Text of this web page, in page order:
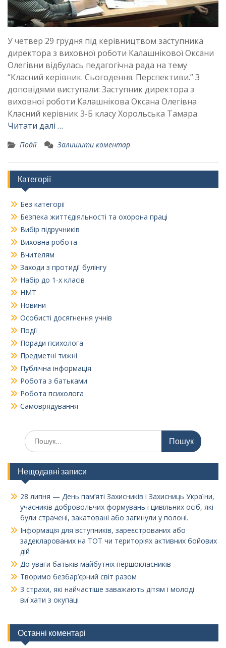
У четвер 29 грудня під керівництвом заступника
директора з виховної роботи Калашнікової Оксани
Олегівни відбулась педагогічна рада на тему
“Класний керівник. Сьогодення. Перспективи.” З
доповідями виступали: Заступник директора з
виховної роботи Калашнікова Оксана Олегівна
Класний керівник 3-Б класу Хорольська Тамара
Читати далі …
Події Залишити коментар
Категорії
Без категорії
Безпека життєдіяльності та охорона праці
Вибір підручників
Виховна робота
Вчителям
Заходи з протидії булінгу
Набір до 1-х класів
НМТ
Новини
Особисті досягнення учнів
Події
Поради психолога
Предметні тижні
Публічна інформація
Робота з батьками
Робота психолога
Самоврядування
Шукати:
Нещодавні записи
28 липня — День пам’яті Захисників і Захисниць України,
учасників добровольчих формувань і цивільних осіб, які
були страчені, закатовані або загинули у полоні.
Інформація для вступників, зареєстрованих або
задекларованих на ТОТ чи територіях активних бойових
дій
До уваги батьків майбутніх першокласників
Творимо безбар’єрний світ разом
3 страхи, які найчастіше заважають дітям і молоді
виїхати з окупаці
Останні коментарі